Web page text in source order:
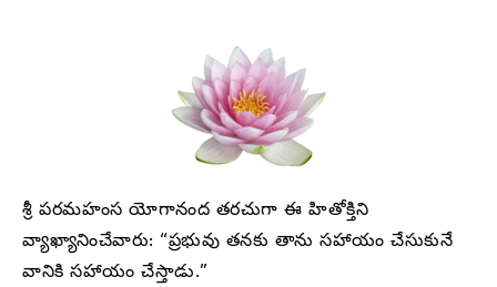
శ్రీ పరమహంస యోగానంద తరచుగా ఈ హితోక్తిని
వ్యాఖ్యానించేవారు: “ప్రభువు తనకు తాను సహాయం చేసుకునే
వానికి సహాయం చేస్తాడు.”